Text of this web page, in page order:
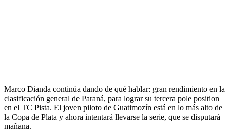
Marco Dianda continúa dando de qué hablar: gran rendimiento en la
clasificación general de Paraná, para lograr su tercera pole position
en el TC Pista. El joven piloto de Guatimozín está en lo más alto de
la Copa de Plata y ahora intentará llevarse la serie, que se disputará
mañana.